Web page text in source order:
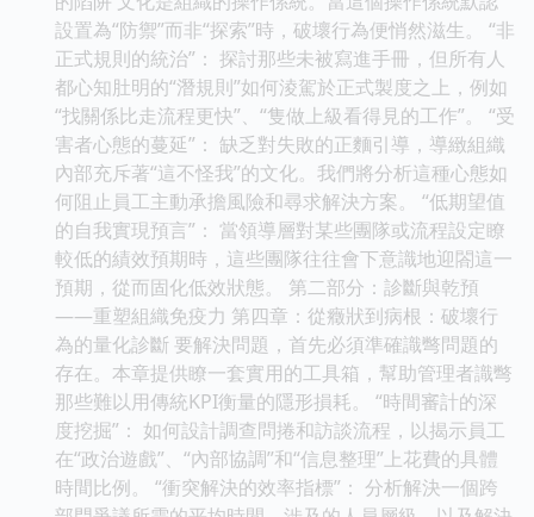
設置為“防禦”而非“探索”時，破壞行為便悄然滋生。 “非
正式規則的統治”： 探討那些未被寫進手冊，但所有人
都心知肚明的“潛規則”如何淩駕於正式製度之上，例如
“找關係比走流程更快”、“隻做上級看得見的工作”。 “受
害者心態的蔓延”： 缺乏對失敗的正麵引導，導緻組織
內部充斥著“這不怪我”的文化。我們將分析這種心態如
何阻止員工主動承擔風險和尋求解決方案。 “低期望值
的自我實現預言”： 當領導層對某些團隊或流程設定瞭
較低的績效預期時，這些團隊往往會下意識地迎閤這一
預期，從而固化低效狀態。 第二部分：診斷與乾預
——重塑組織免疫力 第四章：從癥狀到病根：破壞行
為的量化診斷 要解決問題，首先必須準確識彆問題的
存在。本章提供瞭一套實用的工具箱，幫助管理者識彆
那些難以用傳統KPI衡量的隱形損耗。 “時間審計的深
度挖掘”： 如何設計調查問捲和訪談流程，以揭示員工
在“政治遊戲”、“內部協調”和“信息整理”上花費的具體
時間比例。 “衝突解決的效率指標”： 分析解決一個跨